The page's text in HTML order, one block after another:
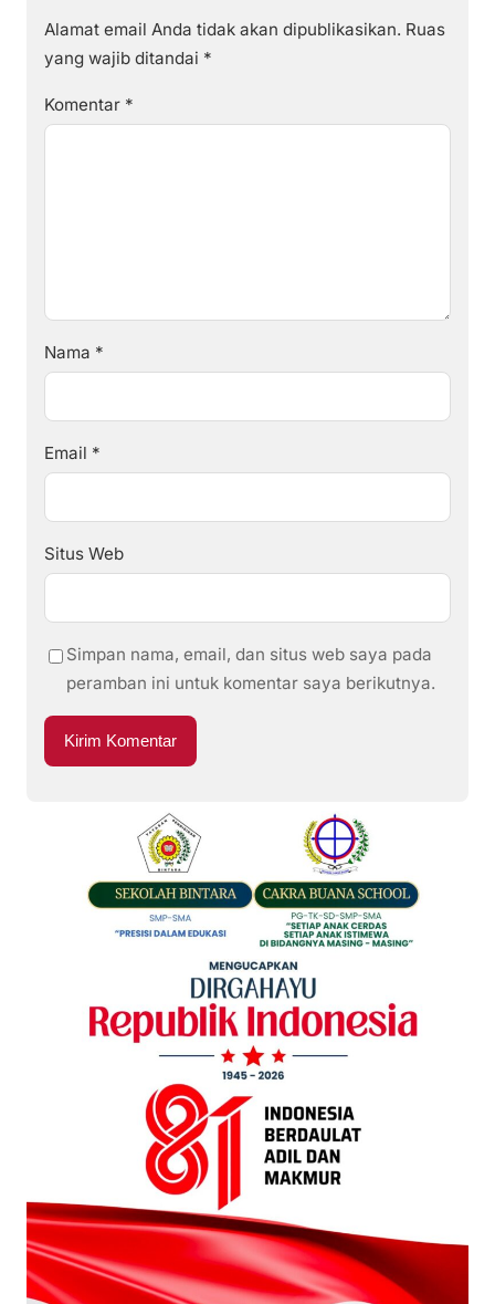
Alamat email Anda tidak akan dipublikasikan. Ruas
yang wajib ditandai *
Komentar *
Nama *
Email *
Situs Web
Simpan nama, email, dan situs web saya pada
peramban ini untuk komentar saya berikutnya.